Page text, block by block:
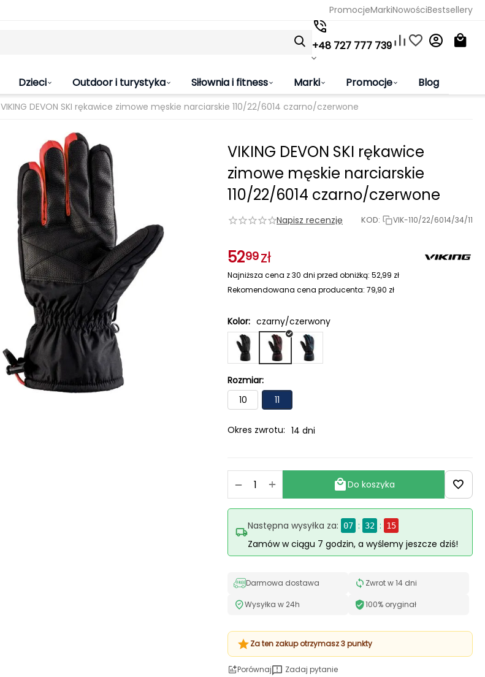
PromocjeMarkiNowościBestsellery
+48 727 777 739
Dzieci Outdoor i turystyka Siłownia i fitness Marki Promocje Blog
VIKING DEVON SKI rękawice zimowe męskie narciarskie 110/22/6014 czarno/czerwone
VIKING DEVON SKI rękawice
zimowe męskie narciarskie
110/22/6014 czarno/czerwone
Napisz recenzję KOD: VIK-110/22/6014/34/11
5299zł
Najniższa cena z 30 dni przed obniżką: 52,99 zł
Rekomendowana cena producenta: 79,90 zł
Kolor: czarny/czerwony
Rozmiar:
10
11
Okres zwrotu: 14 dni
+
− Do koszyka
Następna wysyłka za: 07 : 32 : 14
Zamów w ciągu 7 godzin, a wyślemy jeszcze dziś!
Darmowa dostawa Zwrot w 14 dni
Wysyłka w 24h 100% oryginał
Za ten zakup otrzymasz 3 punkty
Porównaj Zadaj pytanie